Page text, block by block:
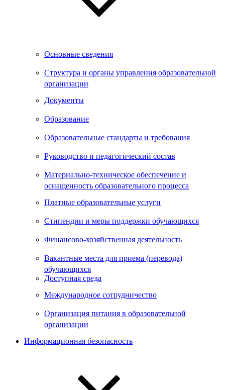
Основные сведения
Структура и органы управления образовательной
организации
Документы
Образование
Образовательные стандарты и требования
Руководство и педагогический состав
Материально-техническое обеспечение и
оснащенность образовательного процесса
Платные образовательные услуги
Стипендии и меры поддержки обучающихся
Финансово-хозяйственная деятельность
Вакантные места для приема (перевода)
обучающихся
Доступная среда
Международное сотрудничество
Организация питания в образовательной
организации
Информационная безопасность